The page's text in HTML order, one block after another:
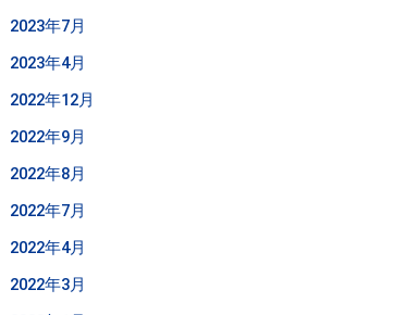
2023年7月
2023年4月
2022年12月
2022年9月
2022年8月
2022年7月
2022年4月
2022年3月